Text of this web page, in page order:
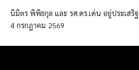
นิมิตร พิพิธกุล และ รศ.ดร.เด่น อยู่ประเสริฐ
4 กรกฎาคม 2569